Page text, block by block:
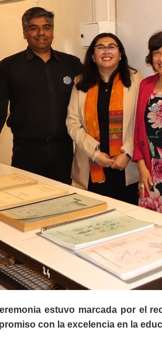
estuvo marcada por el
con la excelencia en la